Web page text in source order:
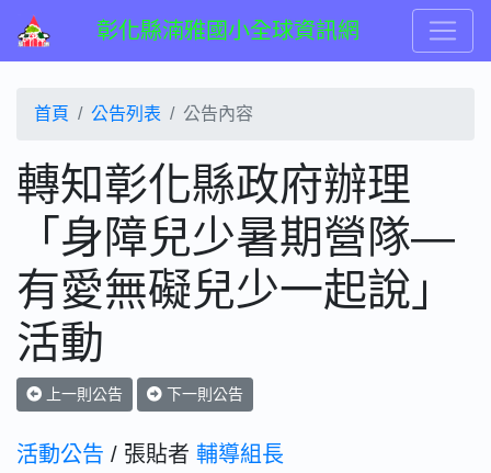
彰化縣湳雅國小全球資訊網
首頁 公告列表 公告內容
轉知彰化縣政府辦理
「身障兒少暑期營隊—
有愛無礙兒少一起說」
活動
上一則公告 下一則公告
活動公告 / 張貼者 輔導組長